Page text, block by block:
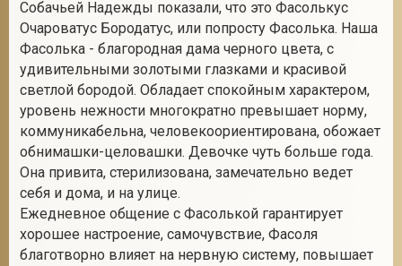
Собачьей Надежды показали, что это Фасолькус
Очароватус Бородатус, или попросту Фасолька. Наша
Фасолька - благородная дама черного цвета, с
удивительными золотыми глазками и красивой
светлой бородой. Обладает спокойным характером,
уровень нежности многократно превышает норму,
коммуникабельна, человекоориентирована, обожает
обнимашки-целовашки. Девочке чуть больше года.
Она привита, стерилизована, замечательно ведет
себя и дома, и на улице.
Ежедневное общение с Фасолькой гарантирует
хорошее настроение, самочувствие, Фасоля
благотворно влияет на нервную систему, повышает